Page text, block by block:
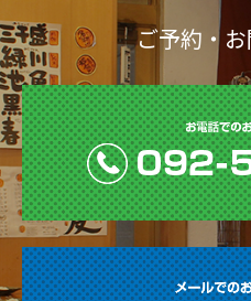
ご予約・